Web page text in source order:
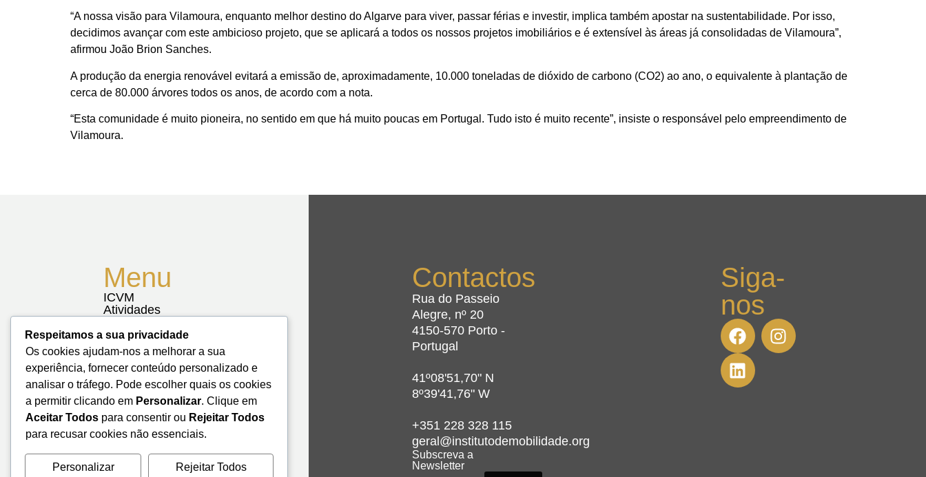
“A nossa visão para Vilamoura, enquanto melhor destino do Algarve para viver, passar férias e investir, implica também apostar na sustentabilidade. Por isso,
decidimos avançar com este ambicioso projeto, que se aplicará a todos os nossos projetos imobiliários e é extensível às áreas já consolidadas de Vilamoura”,
afirmou João Brion Sanches.
A produção da energia renovável evitará a emissão de, aproximadamente, 10.000 toneladas de dióxido de carbono (CO2) ao ano, o equivalente à plantação de
cerca de 80.000 árvores todos os anos, de acordo com a nota.
“Esta comunidade é muito pioneira, no sentido em que há muito poucas em Portugal. Tudo isto é muito recente”, insiste o responsável pelo empreendimento de
Vilamoura.
Menu
ICVM
Atividades
Biblioteca
Contactos
Mapa do Site
Contactos
Rua do Passeio
Alegre, nº 20
4150-570 Porto -
Portugal
41º08'51,70" N
8º39'41,76" W
+351 228 328 115
geral@institutodemobilidade.org
Subscreva a
Newsletter
Siga-
nos
Respeitamos a sua privacidade
Os cookies ajudam-nos a melhorar a sua
experiência, fornecer conteúdo personalizado e
analisar o tráfego. Pode escolher quais os cookies
a permitir clicando em Personalizar. Clique em
Aceitar Todos para consentir ou Rejeitar Todos
para recusar cookies não essenciais.
Personalizar Rejeitar Todos